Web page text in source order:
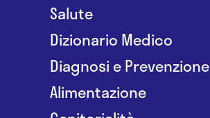
Salute
Dizionario Medico
Diagnosi e Prevenzione
Alimentazione